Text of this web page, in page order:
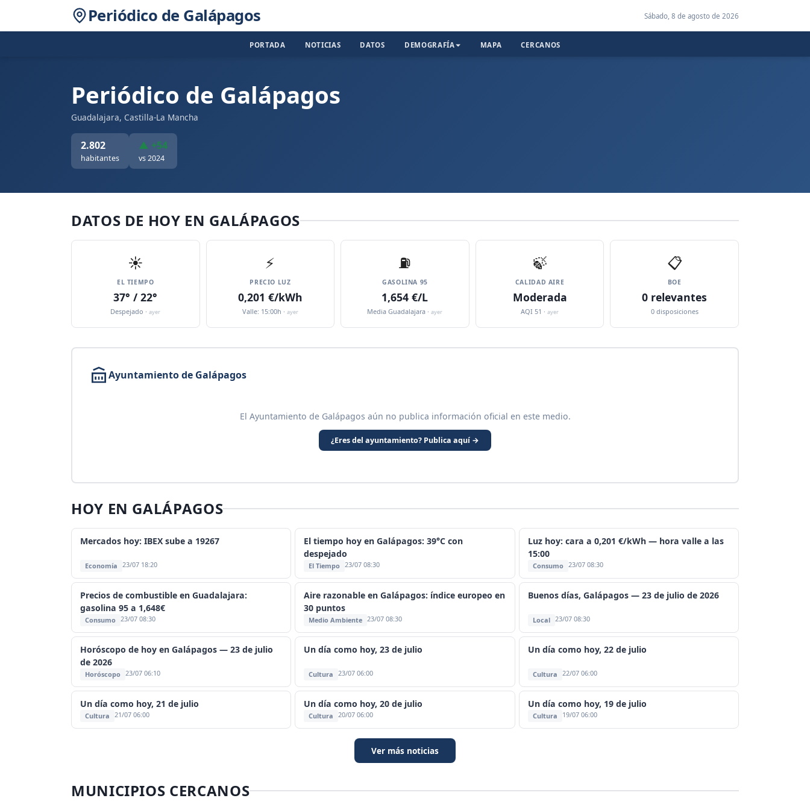
Periódico de Galápagos Sábado, 8 de agosto de 2026
PORTADA NOTICIAS DATOS DEMOGRAFÍA MAPA CERCANOS
Periódico de Galápagos
Guadalajara, Castilla-La Mancha
2.802
habitantes
▲ +54
vs 2024
DATOS DE HOY EN GALÁPAGOS
☀️
EL TIEMPO
37° / 22°
Despejado ·ayer
⚡
PRECIO LUZ
0,201 €/kWh
Valle: 15:00h · ayer
⛽️
GASOLINA 95
1,654 €/L
Media Guadalajara ·ayer
🍃
CALIDAD AIRE
Moderada
AQI 51 ·ayer
📋
BOE
0 relevantes
0 disposiciones
Ayuntamiento de Galápagos
El Ayuntamiento de Galápagos aún no publica información oficial en este medio.
¿Eres del ayuntamiento? Publica aquí →
HOY EN GALÁPAGOS
Mercados hoy: IBEX sube a 19267
Economía 23/07 18:20
El tiempo hoy en Galápagos: 39°C con
despejado
El Tiempo 23/07 08:30
Luz hoy: cara a 0,201 €/kWh — hora valle a las
15:00
Consumo 23/07 08:30
Precios de combustible en Guadalajara:
gasolina 95 a 1,648€
Consumo 23/07 08:30
Aire razonable en Galápagos: índice europeo en
30 puntos
Medio Ambiente 23/07 08:30
Buenos días, Galápagos — 23 de julio de 2026
Local 23/07 08:30
Horóscopo de hoy en Galápagos — 23 de julio
de 2026
Horóscopo 23/07 06:10
Un día como hoy, 23 de julio
Cultura 23/07 06:00
Un día como hoy, 22 de julio
Cultura 22/07 06:00
Un día como hoy, 21 de julio
Cultura 21/07 06:00
Un día como hoy, 20 de julio
Cultura 20/07 06:00
Un día como hoy, 19 de julio
Cultura 19/07 06:00
Ver más noticias
MUNICIPIOS CERCANOS